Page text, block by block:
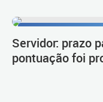
Servidor: prazo
pontuação foi